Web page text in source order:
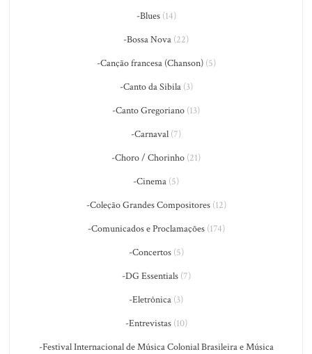
-Blues(14)
-Bossa Nova (22)
-Canção francesa (Chanson)(5)
-Canto da Sibila(3)
-Canto Gregoriano (13)
-Carnaval (7)
-Choro / Chorinho (21)
-Cinema (5)
-Coleção Grandes Compositores(12)
-Comunicados e Proclamações(174)
-Concertos(5)
-DG Essentials(7)
-Eletrônica (3)
-Entrevistas(10)
-Festival Internacional de Música Colonial Brasileira e Música